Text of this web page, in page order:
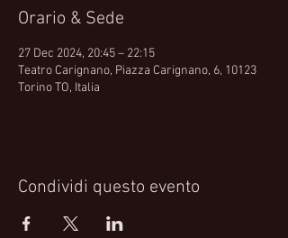
Orario & Sede
27 Dec 2024, 20:45 – 22:15
Teatro Carignano, Piazza Carignano, 6, 10123
Torino TO, Italia
Condividi questo evento